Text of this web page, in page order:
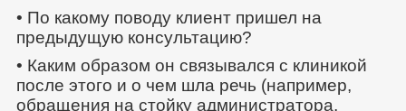
• По какому поводу клиент пришел на
предыдущую консультацию?
• Каким образом он связывался с клиникой
после этого и о чем шла речь (например,
обращения на стойку администратора,